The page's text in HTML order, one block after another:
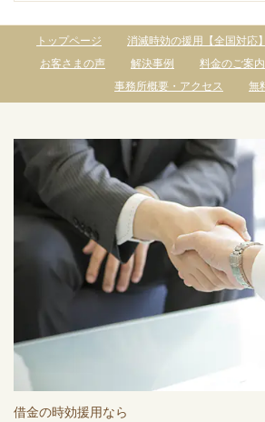
トップページ 消滅時効の援用【全国対応】
お客さまの声
解決事例 料金のご案内
事務所概要・アクセス
無
借金の時効援用なら